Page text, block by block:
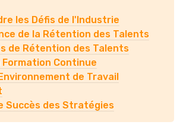
les Défis de l'Industrie
de la Rétention des Talents
de Rétention des Talents
Formation Continue
de Travail
Succès des Stratégies